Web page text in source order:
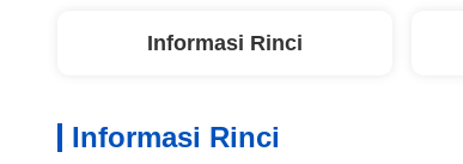
Informasi Rinci
Informasi Rinci